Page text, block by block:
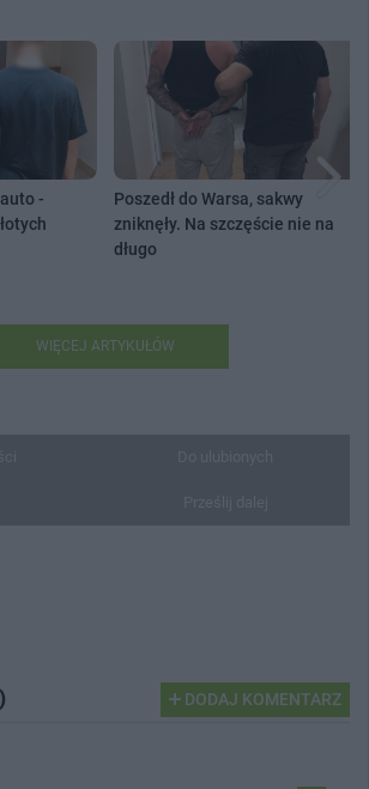
-
Poszedł do Warsa, sakwy
zniknęły. Na szczęście nie na
długo
WIĘCEJ ARTYKUŁÓW
DODAJ KOMENTARZ